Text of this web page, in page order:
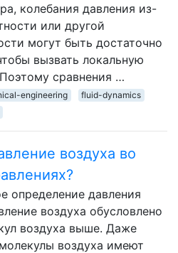
колебания давления из-
или другой
могут быть достаточно
вызвать локальную
сравнения …
engineering
fluid-dynamics
воздуха во
определение давления
воздуха обусловлено
воздуха выше. Даже
воздуха имеют